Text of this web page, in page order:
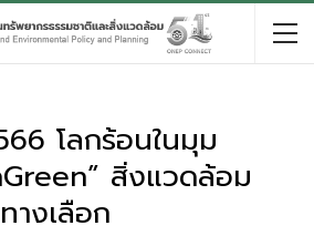
โลกร้อนในมุม
สิ่งแวดล้อม
างเลือก